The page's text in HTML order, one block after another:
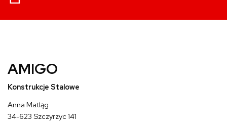
AMIGO
Konstrukcje Stalowe
Anna Matląg
34-623 Szczyrzyc 141